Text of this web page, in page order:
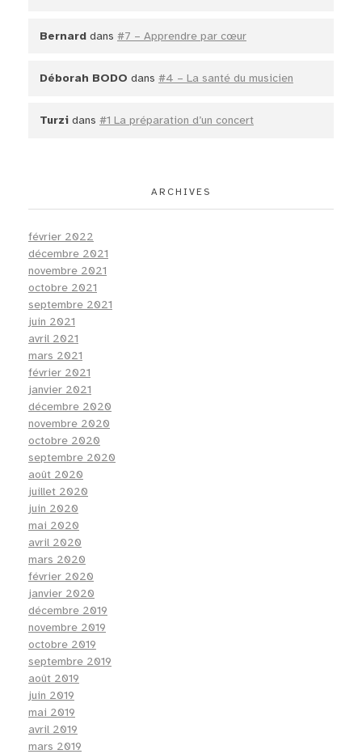
Bernard dans #7 – Apprendre par cœur
Déborah BODO dans #4 – La santé du musicien
Turzi dans #1 La préparation d’un concert
ARCHIVES
février 2022
décembre 2021
novembre 2021
octobre 2021
septembre 2021
juin 2021
avril 2021
mars 2021
février 2021
janvier 2021
décembre 2020
novembre 2020
octobre 2020
septembre 2020
août 2020
juillet 2020
juin 2020
mai 2020
avril 2020
mars 2020
février 2020
janvier 2020
décembre 2019
novembre 2019
octobre 2019
septembre 2019
août 2019
juin 2019
mai 2019
avril 2019
mars 2019